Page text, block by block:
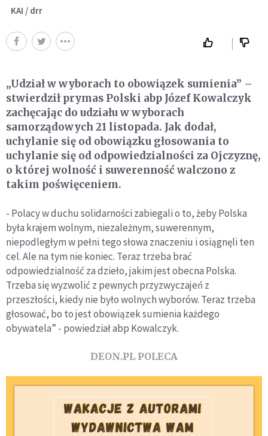
KAI / drr
„Udział w wyborach to obowiązek sumienia” –
stwierdził prymas Polski abp Józef Kowalczyk
zachęcając do udziału w wyborach
samorządowych 21 listopada. Jak dodał,
uchylanie się od obowiązku głosowania to
uchylanie się od odpowiedzialności za Ojczyznę,
o której wolność i suwerenność walczono z
takim poświęceniem.
- Polacy w duchu solidarności zabiegali o to, żeby Polska
była krajem wolnym, niezależnym, suwerennym,
niepodległym w pełni tego słowa znaczeniu i osiągnęli ten
cel. Ale na tym nie koniec. Teraz trzeba brać
odpowiedzialność za dzieło, jakim jest obecna Polska.
Trzeba się wyzwolić z pewnych przyzwyczajeń z
przeszłości, kiedy nie było wolnych wyborów. Teraz trzeba
głosować, bo to jest obowiązek sumienia każdego
obywatela” - powiedział abp Kowalczyk.
DEON.PL POLECA